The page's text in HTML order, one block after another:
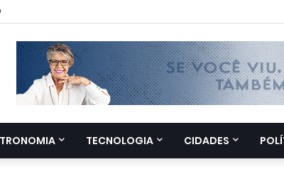
TECNOLOGIA CIDADES